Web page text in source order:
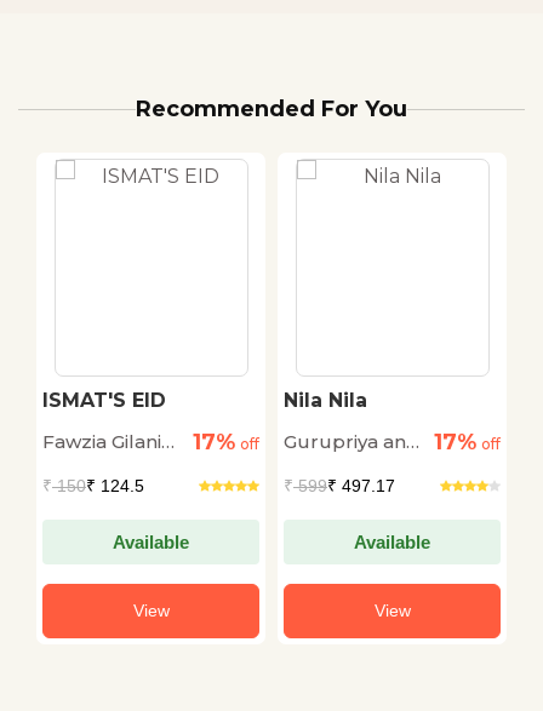
Recommended For You
ISMAT'S EID
Fawzia Gilani
17% off
₹150₹ 124.5
Available
View
Nila Nila
Gurupriya and
17% off
₹599₹ 497.17
Available
View